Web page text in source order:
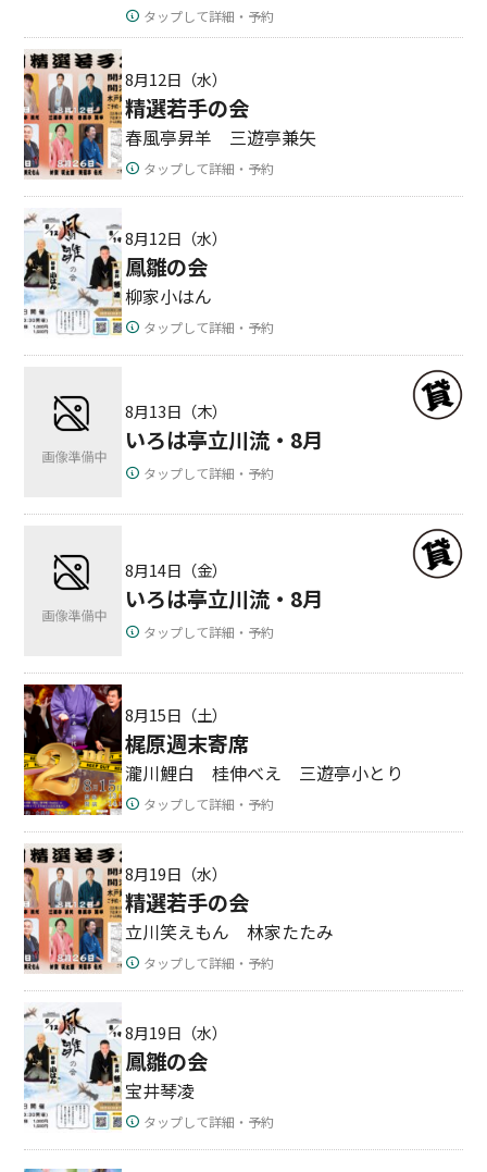
タップして詳細・予約
8月12日（水）
精選若手の会
春風亭昇羊 三遊亭兼矢
タップして詳細・予約
8月12日（水）
鳳雛の会
柳家小はん
タップして詳細・予約
8月13日（木）
いろは亭立川流・8月
タップして詳細・予約
8月14日（金）
いろは亭立川流・8月
タップして詳細・予約
8月15日（土）
梶原週末寄席
瀧川鯉白 桂伸べえ 三遊亭小とり
タップして詳細・予約
8月19日（水）
精選若手の会
立川笑えもん 林家たたみ
タップして詳細・予約
8月19日（水）
鳳雛の会
宝井琴凌
タップして詳細・予約